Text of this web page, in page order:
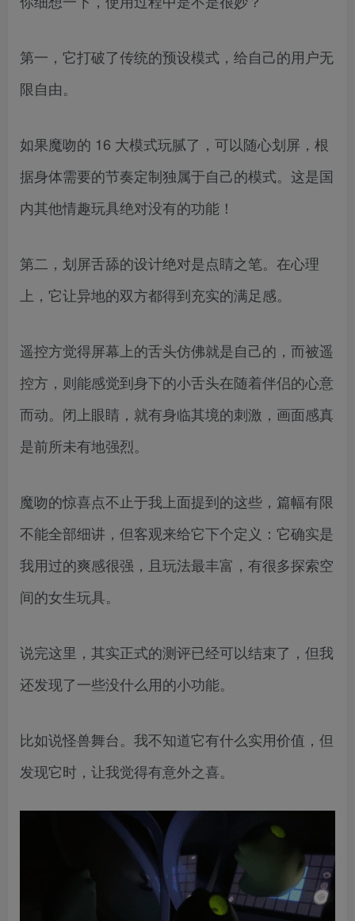
第一，它打破了传统的预设模式，给自己的用户无
限自由。
如果魔吻的 16 大模式玩腻了，可以随心划屏，根
据身体需要的节奏定制独属于自己的模式。这是国
内其他情趣玩具绝对没有的功能！
第二，划屏舌舔的设计绝对是点睛之笔。在心理
上，它让异地的双方都得到充实的满足感。
遥控方觉得屏幕上的舌头仿佛就是自己的，而被遥
控方，则能感觉到身下的小舌头在随着伴侣的心意
而动。闭上眼睛，就有身临其境的刺激，画面感真
是前所未有地强烈。
魔吻的惊喜点不止于我上面提到的这些，篇幅有限
不能全部细讲，但客观来给它下个定义：它确实是
我用过的爽感很强，且玩法最丰富，有很多探索空
间的女生玩具。
说完这里，其实正式的测评已经可以结束了，但我
还发现了一些没什么用的小功能。
比如说怪兽舞台。我不知道它有什么实用价值，但
发现它时，让我觉得有意外之喜。